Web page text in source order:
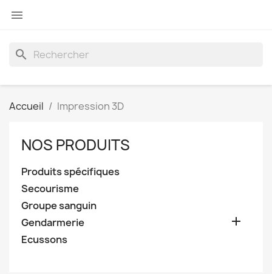

search
Accueil Impression 3D
NOS PRODUITS
Produits spécifiques
Secourisme
Groupe sanguin
Gendarmerie

Ecussons